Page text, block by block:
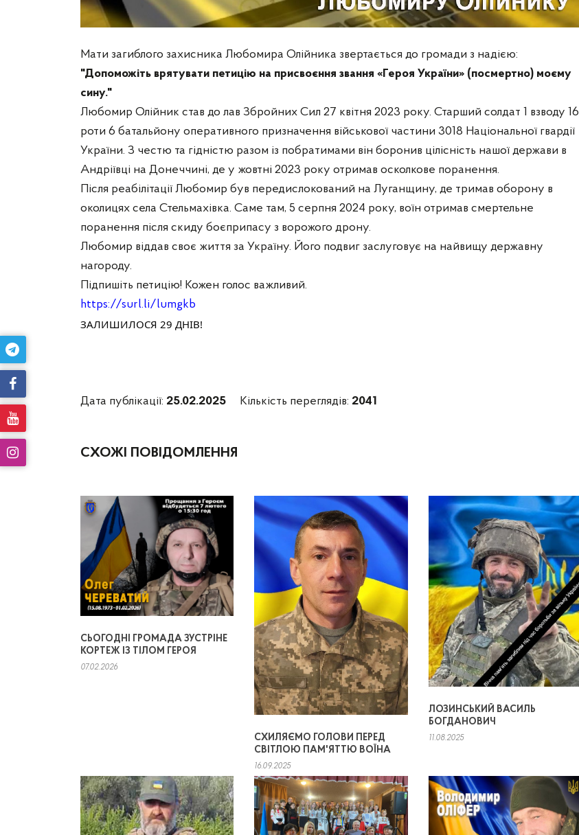
Мати загиблого захисника Любомира Олійника звертається до громади з надією:
"Допоможіть врятувати петицію на присвоєння звання «Героя України» (посмертно) моєму
сину."
Любомир Олійник став до лав Збройних Сил 27 квітня 2023 року. Старший солдат 1 взводу 16
роти 6 батальйону оперативного призначення військової частини 3018 Національної гвардії
України. З честю та гідністю разом із побратимами він боронив цілісність нашої держави в
Андріївці на Донеччині, де у жовтні 2023 року отримав осколкове поранення.
Після реабілітації Любомир був передислокований на Луганщину, де тримав оборону в
околицях села Стельмахівка. Саме там, 5 серпня 2024 року, воїн отримав смертельне
поранення після скиду боєприпасу з ворожого дрону.
Любомир віддав своє життя за Україну. Його подвиг заслуговує на найвищу державну
нагороду.
Підпишіть петицію! Кожен голос важливий.
https://surl.li/lumgkb
ЗАЛИШИЛОСЯ 29 ДНІВ!
Дата публікації: 25.02.2025 Кількість переглядів: 2041
СХОЖІ ПОВІДОМЛЕННЯ
СЬОГОДНІ ГРОМАДА ЗУСТРІНЕ
КОРТЕЖ ІЗ ТІЛОМ ГЕРОЯ
07.02.2026
СХИЛЯЄМО ГОЛОВИ ПЕРЕД
СВІТЛОЮ ПАМ'ЯТТЮ ВОЇНА
16.09.2025
ЛОЗИНСЬКИЙ ВАСИЛЬ
БОГДАНОВИЧ
11.08.2025